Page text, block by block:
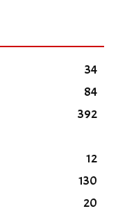
34
84
392
12
130
20